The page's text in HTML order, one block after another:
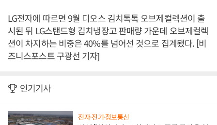
LG전자에 따르면 9월 디오스 김치톡톡 오브제컬렉션이 출
시된 뒤 LG스탠드형 김치냉장고 판매량 가운데 오브제컬렉
션이 차지하는 비중은 40%를 넘어선 것으로 집계됐다. [비
즈니스포스트 구광선 기자]
인기기사
전자·전기·정보통신